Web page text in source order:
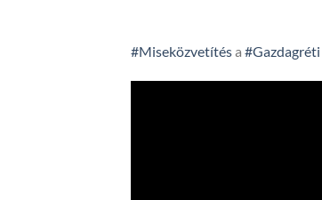
#Miseközvetítésa #Gazdagréti